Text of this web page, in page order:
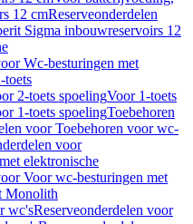
12 cmReserveonderdelen
Sigma inbouwreservoirs 12
Wc-besturingen met
toets
2-toets spoelingVoor 1-toets
1-toets spoelingToebehoren
voor Toebehoren voor wc-
voor
elektronische
Voor wc-besturingen met
Monolith
wc'sReserveonderdelen voor